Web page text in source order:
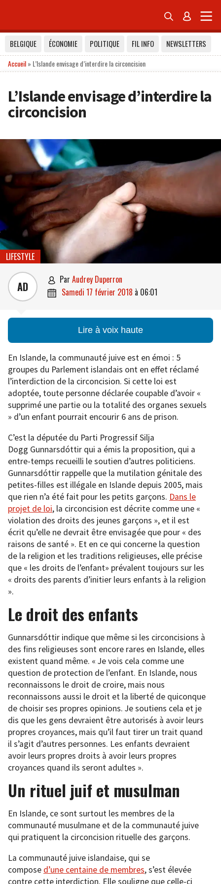
 
BELGIQUE ÉCONOMIE POLITIQUE FIL INFO
NEWSLETTERS
Accueil» L’Islande envisage d’interdire la circoncision
L’Islande envisage d’interdire la
circoncision
LIFESTYLE
AD  par Audrey Duperron
 samedi 17 février 2018 à 06:01
Lire à voix haute
En Islande, la communauté juive est en émoi : 5
groupes du Parlement islandais ont en effet réclamé
l’interdiction de la circoncision. Si cette loi est
adoptée, toute personne déclarée coupable d’avoir «
supprimé une partie ou la totalité des organes sexuels
» d’un enfant pourrait encourir 6 ans de prison.
C’est la députée du Parti Progressif Silja
Dogg Gunnarsdóttir qui a émis la proposition, qui a
entre-temps recueilli le soutien d’autres politiciens.
Gunnarsdóttir rappelle que la mutilation génitale des
petites-filles est illégale en Islande depuis 2005, mais
que rien n’a été fait pour les petits garçons. Dans le
projet de loi, la circoncision est décrite comme une «
violation des droits des jeunes garçons », et il est
écrit qu’elle ne devrait être envisagée que pour « des
raisons de santé ». Et en ce qui concerne la question
de la religion et les traditions religieuses, elle précise
que « les droits de l’enfant» prévalent toujours sur les
« droits des parents d’initier leurs enfants à la religion
».
Le droit des enfants
Gunnarsdóttir indique que même si les circoncisions à
des fins religieuses sont encore rares en Islande, elles
existent quand même. « Je vois cela comme une
question de protection de l’enfant. En Islande, nous
reconnaissons le droit de croire, mais nous
reconnaissons aussi le droit et la liberté de quiconque
de choisir ses propres opinions. Je soutiens cela et je
dis que les gens devraient être autorisés à avoir leurs
propres croyances, mais qu’il faut tirer un trait quand
il s’agit d’autres personnes. Les enfants devraient
avoir leurs propres droits à avoir leurs propres
croyances quand ils seront adultes ».
Un rituel juif et musulman
En Islande, ce sont surtout les membres de la
communauté musulmane et de la communauté juive
qui pratiquent la circoncision rituelle des garçons.
La communauté juive islandaise, qui se
compose d’une centaine de membres, s’est élevée
contre cette interdiction. Elle souligne que celle-ci